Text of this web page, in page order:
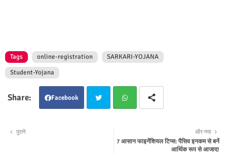
Tags online-registration
SARKARI-YOJANA
Student-Yojana
Facebook
tsap
और नया
7 आसान फाइनेंशियल टिप्स: पैसिव इनकम से बनें
आर्थिक रूप से आजाद!
पुराने